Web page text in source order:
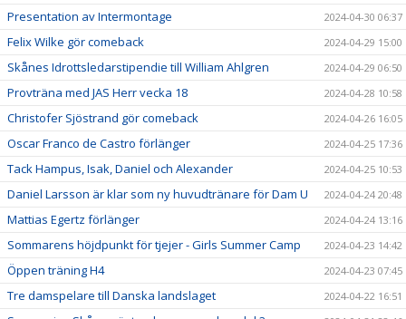
Presentation av Intermontage 2024-04-30 06:37
Felix Wilke gör comeback 2024-04-29 15:00
Skånes Idrottsledarstipendie till William Ahlgren 2024-04-29 06:50
Provträna med JAS Herr vecka 18 2024-04-28 10:58
Christofer Sjöstrand gör comeback 2024-04-26 16:05
Oscar Franco de Castro förlänger 2024-04-25 17:36
Tack Hampus, Isak, Daniel och Alexander 2024-04-25 10:53
Daniel Larsson är klar som ny huvudtränare för Dam U 2024-04-24 20:48
Mattias Egertz förlänger 2024-04-24 13:16
Sommarens höjdpunkt för tjejer - Girls Summer Camp 2024-04-23 14:42
Öppen träning H4 2024-04-23 07:45
Tre damspelare till Danska landslaget 2024-04-22 16:51